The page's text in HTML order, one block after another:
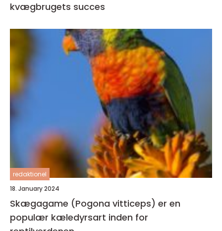
kvægbrugets succes
redaktionel
18. January 2024
Skægagame (Pogona vitticeps) er en
populær kæledyrsart inden for